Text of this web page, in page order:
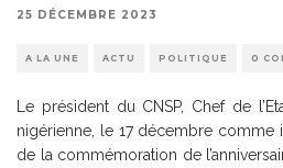
25 DÉCEMBRE 2023
A LA UNE ACTU POLITIQUE 0
Le président du CNSP, Chef de
nigérienne, le 17 décembre comme
de la commémoration de